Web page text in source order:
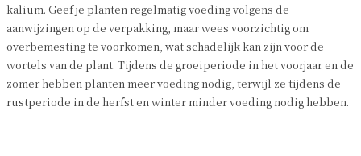
kalium. Geef je planten regelmatig voeding volgens de
aanwijzingen op de verpakking, maar wees voorzichtig om
overbemesting te voorkomen, wat schadelijk kan zijn voor de
wortels van de plant. Tijdens de groeiperiode in het voorjaar en de
zomer hebben planten meer voeding nodig, terwijl ze tijdens de
rustperiode in de herfst en winter minder voeding nodig hebben.